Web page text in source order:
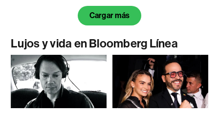
Cargar más
Lujos y vida en Bloomberg Línea